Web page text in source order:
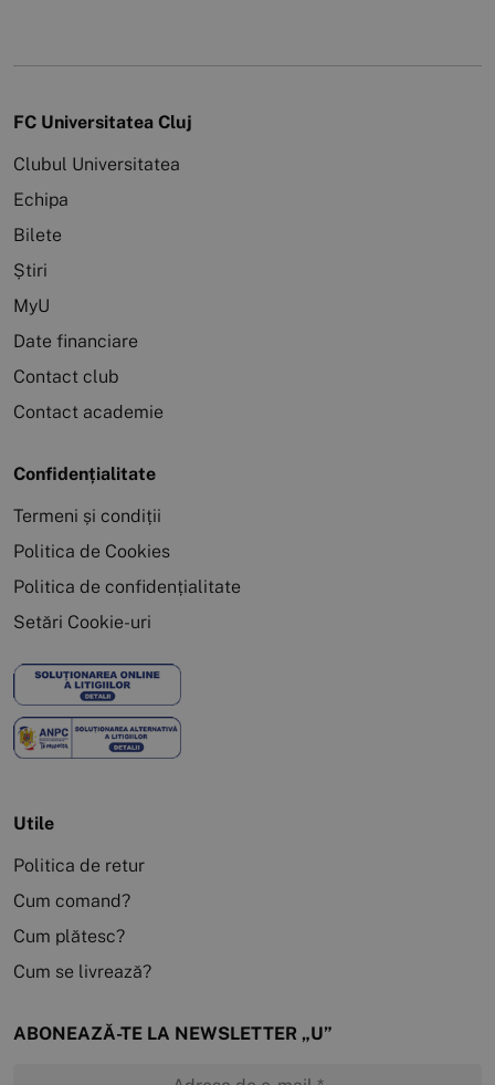
FC Universitatea Cluj
Clubul Universitatea
Echipa
Bilete
Știri
MyU
Date financiare
Contact club
Contact academie
Confidențialitate
Termeni și condiții
Politica de Cookies
Politica de confidențialitate
Setări Cookie-uri
Utile
Politica de retur
Cum comand?
Cum plătesc?
Cum se livrează?
ABONEAZĂ-TE LA NEWSLETTER „U”